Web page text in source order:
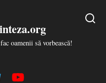
oamenii să vorbească!